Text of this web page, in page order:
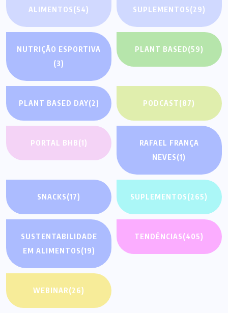
ALIMENTOS(54)
SUPLEMENTOS(29)
NUTRIÇÃO ESPORTIVA
(3)
PLANT BASED(59)
PLANT BASED DAY(2) PODCAST(87)
PORTAL BHB(1)
RAFAEL FRANÇA
NEVES(1)
SNACKS(17) SUPLEMENTOS(265)
SUSTENTABILIDADE
EM ALIMENTOS(19)
TENDÊNCIAS(405)
WEBINAR(26)